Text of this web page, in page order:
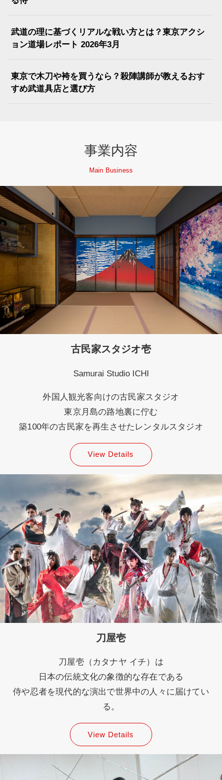
武道の理に基づくリアルな戦い方とは？東京アクシ
ョン道場レポート 2026年3月
東京で木刀や袴を買うなら？殺陣講師が教えるおす
すめ武道具店と選び方
事業内容
Main Business
古民家スタジオ壱
Samurai Studio ICHI
外国人観光客向けの古民家スタジオ
東京月島の路地裏に佇む
築100年の古民家を再生させたレンタルスタジオ
View Details
刀屋壱
刀屋壱（カタナヤ イチ）は
日本の伝統文化の象徴的な存在である
侍や忍者を現代的な演出で世界中の人々に届けてい
る。
View Details